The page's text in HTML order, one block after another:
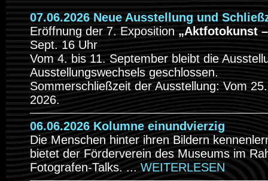
07.06.2026 Neue Ausstellung und
Eröffnung der 7. Exposition„Aktfotokunst
Sept. 16 Uhr
Vom 4. bis 11. September bleibt die
Ausstellungswechsels geschlossen.
Sommerschließzeit der Ausstellung: Vom
2026.
06.06.2026 Kolumne einundvierzig
Die Menschen hinter ihren Bildern
bietet der Förderverein des Museums im
Fotografen-Talks. ...WEITERLESEN